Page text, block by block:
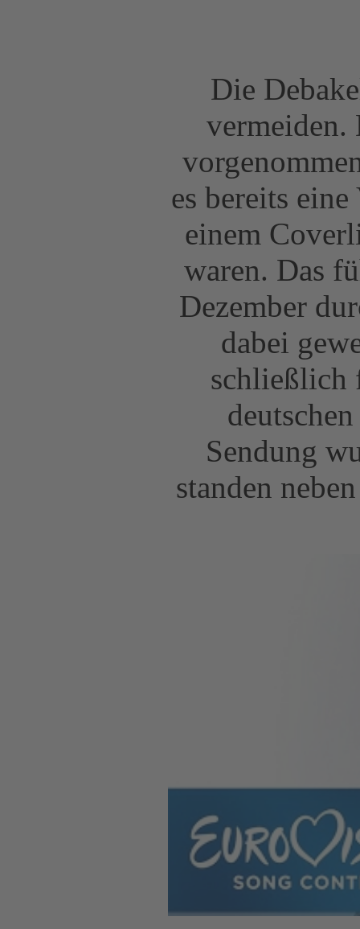
Die
vermeiden.
es bereits
einem
waren. Das
Dezember
dabei
schließlich
Sendung
standen